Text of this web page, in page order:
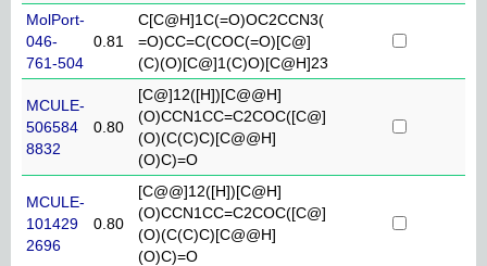
MolPort-
046-
761-504
0.81
C[C@H]1C(=O)OC2CCN3(
=O)CC=C(COC(=O)[C@]
(C)(O)[C@]1(C)O)[C@H]23
MCULE-
506584
8832
0.80
[C@]12([H])[C@@H]
(O)CCN1CC=C2COC([C@]
(O)(C(C)C)[C@@H]
(O)C)=O
MCULE-
101429
2696
0.80
[C@@]12([H])[C@H]
(O)CCN1CC=C2COC([C@]
(O)(C(C)C)[C@@H]
(O)C)=O